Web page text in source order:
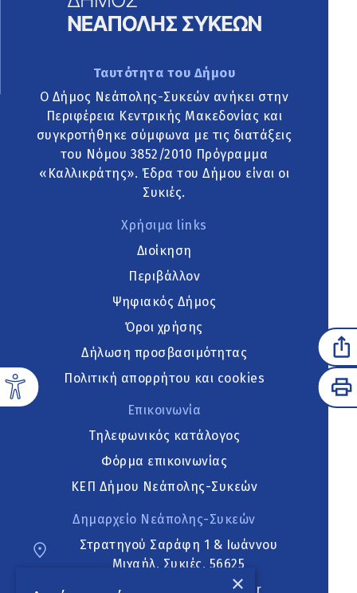
Ταυτότητα του Δήμου
Ο Δήμος Νεάπολης-Συκεών ανήκει στην
Περιφέρεια Κεντρικής Μακεδονίας και
συγκροτήθηκε σύμφωνα με τις διατάξεις
του Νόμου 3852/2010 Πρόγραμμα
«Καλλικράτης». Έδρα του Δήμου είναι οι
Συκιές.
Χρήσιμα links
Διοίκηση
Περιβάλλον
Ψηφιακός Δήμος
Όροι χρήσης
Δήλωση προσβασιμότητας
Πολιτική απορρήτου και cookies
Επικοινωνία
Τηλεφωνικός κατάλογος
Φόρμα επικοινωνίας
ΚΕΠ Δήμου Νεάπολης-Συκεών
Δημαρχείο Νεάπολης-Συκεών
Στρατηγού Σαράφη 1 & Ιωάννου
Μιχαήλ, Συκιές, 56625
neapoli.sykies@ddt.gov.gr
×